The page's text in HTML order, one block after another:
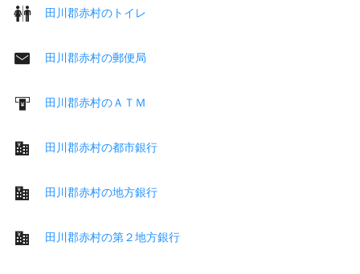
田川郡赤村のトイレ
田川郡赤村の郵便局
田川郡赤村のＡＴＭ
田川郡赤村の都市銀行
田川郡赤村の地方銀行
田川郡赤村の第２地方銀行